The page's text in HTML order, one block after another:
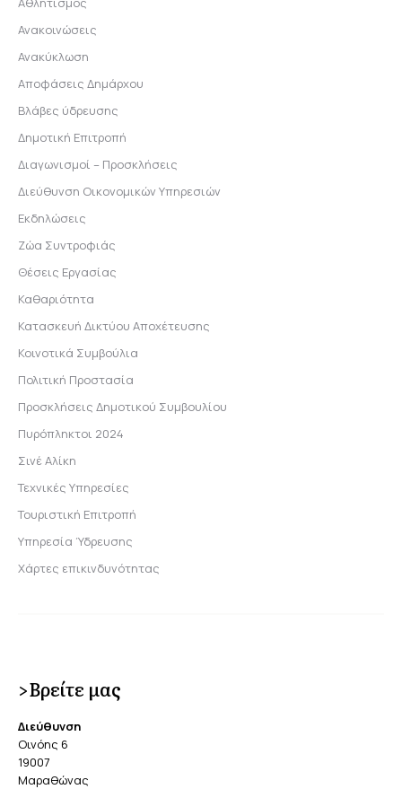
Ανακοινώσεις
Ανακύκλωση
Αποφάσεις Δημάρχου
Βλάβες ύδρευσης
Δημοτική Επιτροπή
Διαγωνισμοί – Προσκλήσεις
Διεύθυνση Οικονομικών Υπηρεσιών
Εκδηλώσεις
Ζώα Συντροφιάς
Θέσεις Εργασίας
Καθαριότητα
Κατασκευή Δικτύου Αποχέτευσης
Κοινοτικά Συμβούλια
Πολιτική Προστασία
Προσκλήσεις Δημοτικού Συμβουλίου
Πυρόπληκτοι 2024
Σινέ Αλίκη
Τεχνικές Υπηρεσίες
Τουριστική Επιτροπή
Υπηρεσία Ύδρευσης
Χάρτες επικινδυνότητας
>Βρείτε μας
Διεύθυνση
Οινόης 6
19007
Μαραθώνας